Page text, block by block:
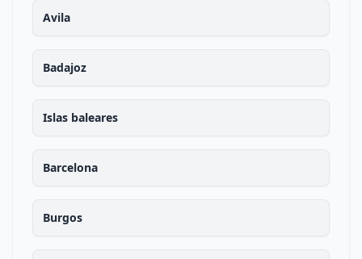
Avila
Badajoz
Islas baleares
Barcelona
Burgos